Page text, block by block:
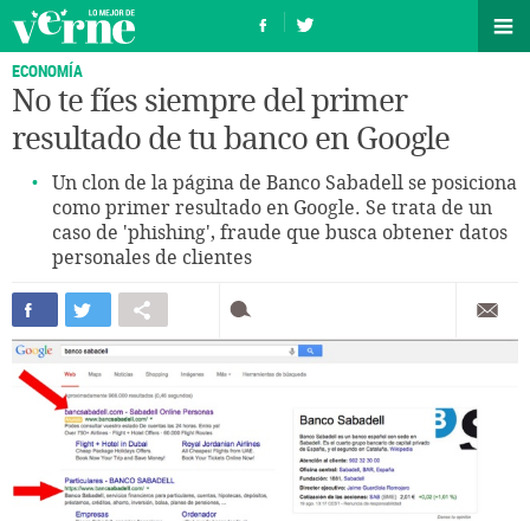
ECONOMÍA
No te fíes siempre del primer
resultado de tu banco en Google
Un clon de la página de Banco Sabadell se posiciona
como primer resultado en Google. Se trata de un
caso de 'phishing', fraude que busca obtener datos
personales de clientes